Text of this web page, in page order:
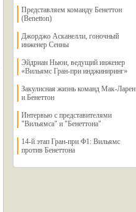
Представляем команду Бенеттон
(Benetton)
Джорджо Асканелли, гоночный
инженер Сенны
Эйдриан Ньюи, ведущий инженер
«Вильямс Гран-при инджиниринг»
Закулисная жизнь команд Мак-Ларен
и Бенеттон
Интервью с представителями
"Вильямса" и "Бенеттона"
14-й этап Гран-при Ф1: Вильямс
против Бенеттона